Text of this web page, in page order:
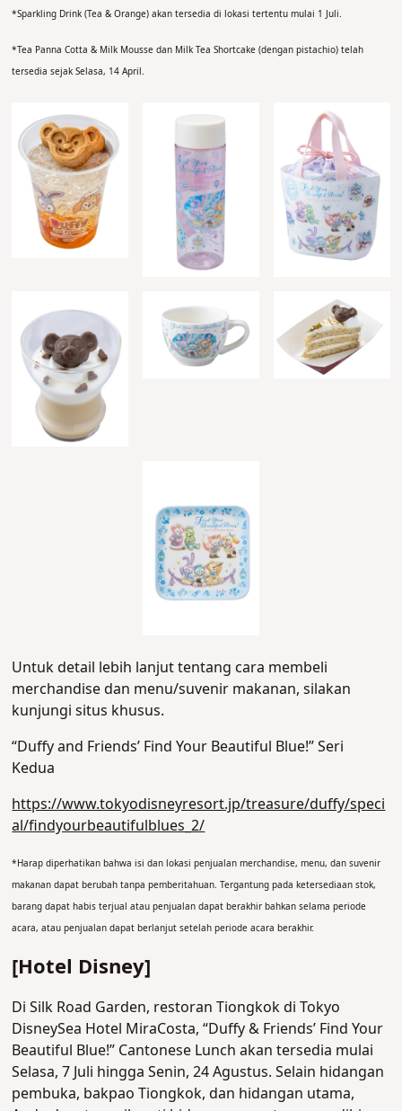
*Sparkling Drink (Tea & Orange) akan tersedia di lokasi tertentu mulai 1 Juli.
*Tea Panna Cotta & Milk Mousse dan Milk Tea Shortcake (dengan pistachio) telah
tersedia sejak Selasa, 14 April.
Untuk detail lebih lanjut tentang cara membeli
merchandise dan menu/suvenir makanan, silakan
kunjungi situs khusus.
“Duffy and Friends’ Find Your Beautiful Blue!” Seri
Kedua
https://www.tokyodisneyresort.jp/treasure/duffy/speci
al/findyourbeautifulblues_2/
*Harap diperhatikan bahwa isi dan lokasi penjualan merchandise, menu, dan suvenir
makanan dapat berubah tanpa pemberitahuan. Tergantung pada ketersediaan stok,
barang dapat habis terjual atau penjualan dapat berakhir bahkan selama periode
acara, atau penjualan dapat berlanjut setelah periode acara berakhir.
[Hotel Disney]
Di Silk Road Garden, restoran Tiongkok di Tokyo
DisneySea Hotel MiraCosta, “Duffy & Friends’ Find Your
Beautiful Blue!” Cantonese Lunch akan tersedia mulai
Selasa, 7 Juli hingga Senin, 24 Agustus. Selain hidangan
pembuka, bakpao Tiongkok, dan hidangan utama,